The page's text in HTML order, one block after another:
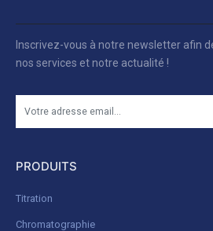
Inscrivez-vous à notre newsletter afin
nos services et notre actualité !
PRODUITS
Titration
Chromatographie